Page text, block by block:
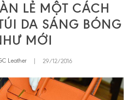
LẺ MỘT CÁCH
DA SÁNG BÓNG
MỚI
Leather 29/12/2016